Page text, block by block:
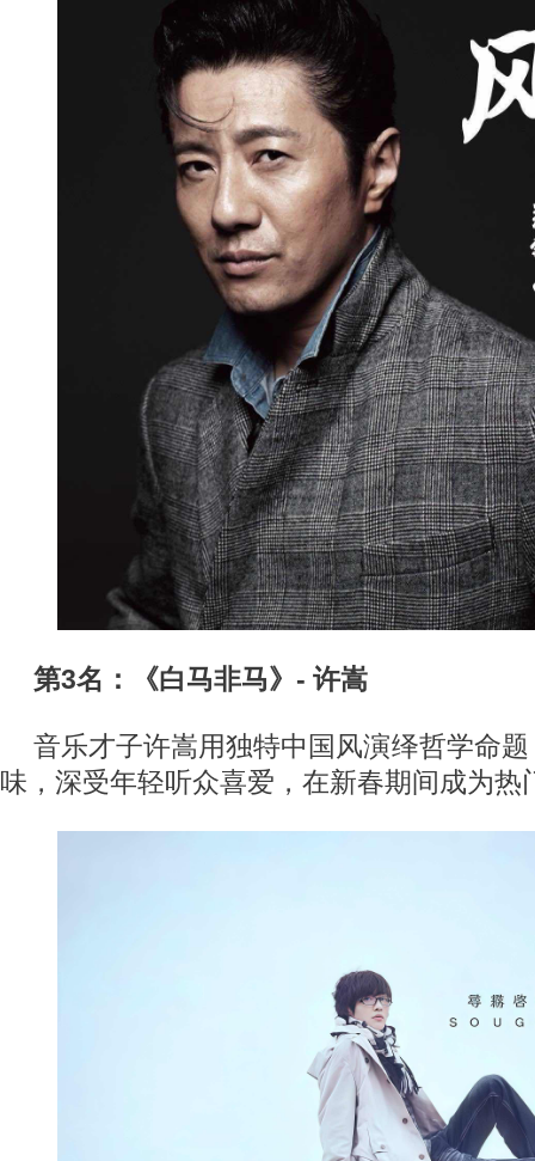
第3名：《白马非马》- 许嵩
音乐才子许嵩用独特中国风演绎哲学命
味，深受年轻听众喜爱，在新春期间成为热